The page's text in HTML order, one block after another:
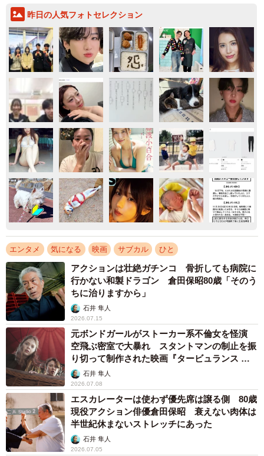
昨日の人気フォトセレクション
エンタメ 気になる 映画 サブカル ひと
アクションは壮絶ガチンコ 骨折しても病院に
行かない和製ドラゴン 倉田保昭80歳「そのう
ちに治りますから」
石井 隼人
2026.07.15
元ボンドガールがストーカー系不倫女を怪演
空飛ぶ密室で大暴れ スタントマンの制止を振
り切って制作された映画『タービュランス 絶
空16000フィート』
石井 隼人
2026.07.08
エスカレーターは使わず優先席は譲る側 80歳
現役アクション俳優倉田保昭 衰えない肉体は
半世紀休まないストレッチにあった
石井 隼人
2026.07.05